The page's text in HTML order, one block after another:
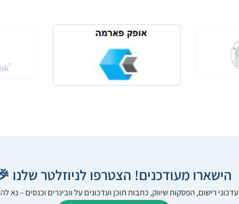
הישארו מעודכנים! הצטרפו לניוזלטר שלנו
רישום, הפסקות שיווק, כתבות תוכן ועדכונים על וובינרים וכנסים – נא